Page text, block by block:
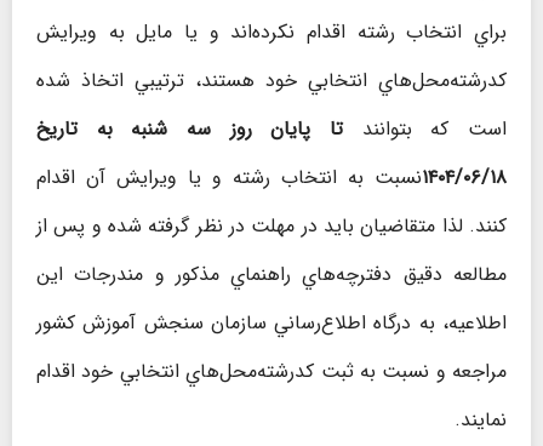
براي انتخاب رشته اقدام نکرده‌اند و يا مايل به ويرايش
کدرشته‌‌محل‌هاي انتخابي خود هستند، ترتيبي اتخاذ شده
است كه بتوانند
تا پايان روز سه‎ شنبه به تاريخ
۱۴۰۴/۰۶/۱۸نسبت به انتخاب رشته و يا ويرايش آن اقدام
کنند. لذا متقاضيان بايد در مهلت در نظر گرفته شده و پس از
مطالعه دقيق دفترچه‌هاي راهنماي مذکور و مندرجات اين
اطلاعيه، به درگاه اطلاع‌رساني سازمان سنجش آموزش کشور
مراجعه و نسبت به ثبت كدرشته‌محل‌هاي انتخابي خود اقدام
نمايند.